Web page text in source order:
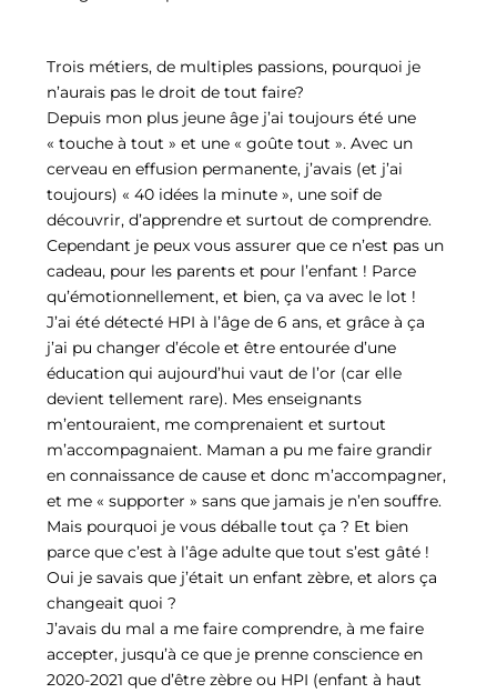
Trois métiers, de multiples passions, pourquoi je
n’aurais pas le droit de tout faire?
Depuis mon plus jeune âge j’ai toujours été une
« touche à tout » et une « goûte tout ». Avec un
cerveau en effusion permanente, j’avais (et j’ai
toujours) « 40 idées la minute », une soif de
découvrir, d’apprendre et surtout de comprendre.
Cependant je peux vous assurer que ce n’est pas un
cadeau, pour les parents et pour l’enfant ! Parce
qu’émotionnellement, et bien, ça va avec le lot !
J’ai été détecté HPI à l’âge de 6 ans, et grâce à ça
j’ai pu changer d’école et être entourée d’une
éducation qui aujourd’hui vaut de l’or (car elle
devient tellement rare). Mes enseignants
m’entouraient, me comprenaient et surtout
m’accompagnaient. Maman a pu me faire grandir
en connaissance de cause et donc m’accompagner,
et me « supporter » sans que jamais je n’en souffre.
Mais pourquoi je vous déballe tout ça ? Et bien
parce que c’est à l’âge adulte que tout s’est gâté !
Oui je savais que j’était un enfant zèbre, et alors ça
changeait quoi ?
J’avais du mal a me faire comprendre, à me faire
accepter, jusqu’à ce que je prenne conscience en
2020-2021 que d’être zèbre ou HPI (enfant à haut